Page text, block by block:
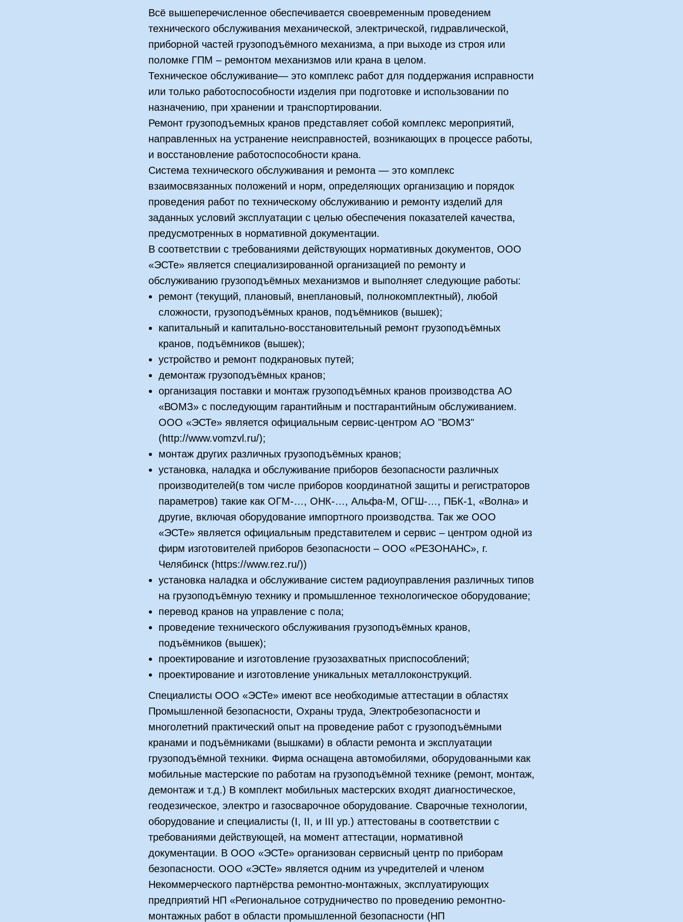
Всё вышеперечисленное обеспечивается своевременным проведением
технического обслуживания механической, электрической, гидравлической,
приборной частей грузоподъёмного механизма, а при выходе из строя или
поломке ГПМ – ремонтом механизмов или крана в целом.
Техническое обслуживание— это комплекс работ для поддержания исправности
или только работоспособности изделия при подготовке и использовании по
назначению, при хранении и транспортировании.
Ремонт грузоподъемных кранов представляет собой комплекс мероприятий,
направленных на устранение неисправностей, возникающих в процессе работы,
и восстановление работоспособности крана.
Система технического обслуживания и ремонта — это комплекс
взаимосвязанных положений и норм, определяющих организацию и порядок
проведения работ по техническому обслуживанию и ремонту изделий для
заданных условий эксплуатации с целью обеспечения показателей качества,
предусмотренных в нормативной документации.
В соответствии с требованиями действующих нормативных документов, ООО
«ЭСТе» является специализированной организацией по ремонту и
обслуживанию грузоподъёмных механизмов и выполняет следующие работы:
ремонт (текущий, плановый, внеплановый, полнокомплектный), любой
сложности, грузоподъёмных кранов, подъёмников (вышек);
капитальный и капитально-восстановительный ремонт грузоподъёмных
кранов, подъёмников (вышек);
устройство и ремонт подкрановых путей;
демонтаж грузоподъёмных кранов;
организация поставки и монтаж грузоподъёмных кранов производства АО
«ВОМЗ» с последующим гарантийным и постгарантийным обслуживанием.
ООО «ЭСТе» является официальным сервис-центром АО "ВОМЗ"
(http://www.vomzvl.ru/);
монтаж других различных грузоподъёмных кранов;
установка, наладка и обслуживание приборов безопасности различных
производителей(в том числе приборов координатной защиты и регистраторов
параметров) такие как ОГМ-…, ОНК-…, Альфа-М, ОГШ-…, ПБК-1, «Волна» и
другие, включая оборудование импортного производства. Так же ООО
«ЭСТе» является официальным представителем и сервис – центром одной из
фирм изготовителей приборов безопасности – ООО «РЕЗОНАНС», г.
Челябинск (https://www.rez.ru/))
установка наладка и обслуживание систем радиоуправления различных типов
на грузоподъёмную технику и промышленное технологическое оборудование;
перевод кранов на управление с пола;
проведение технического обслуживания грузоподъёмных кранов,
подъёмников (вышек);
проектирование и изготовление грузозахватных приспособлений;
проектирование и изготовление уникальных металлоконструкций.
Специалисты ООО «ЭСТе» имеют все необходимые аттестации в областях
Промышленной безопасности, Охраны труда, Электробезопасности и
многолетний практический опыт на проведение работ с грузоподъёмными
кранами и подъёмниками (вышками) в области ремонта и эксплуатации
грузоподъёмной техники. Фирма оснащена автомобилями, оборудованными как
мобильные мастерские по работам на грузоподъёмной технике (ремонт, монтаж,
демонтаж и т.д.) В комплект мобильных мастерских входят диагностическое,
геодезическое, электро и газосварочное оборудование. Сварочные технологии,
оборудование и специалисты (I, II, и III ур.) аттестованы в соответствии с
требованиями действующей, на момент аттестации, нормативной
документации. В ООО «ЭСТе» организован сервисный центр по приборам
безопасности. ООО «ЭСТе» является одним из учредителей и членом
Некоммерческого партнёрства ремонтно-монтажных, эксплуатирующих
предприятий НП «Региональное сотрудничество по проведению ремонтно-
монтажных работ в области промышленной безопасности (НП